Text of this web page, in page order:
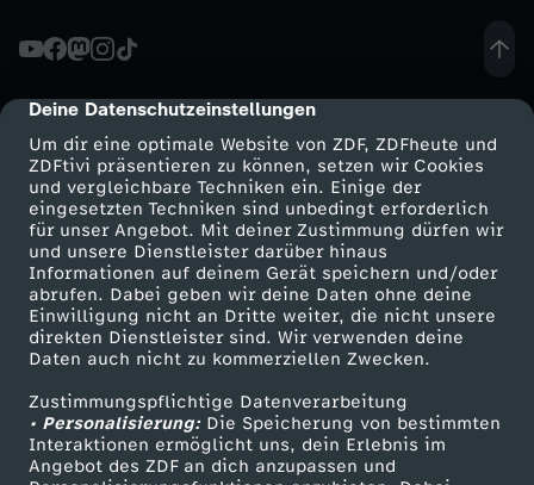
cmp-dialog-description
Deine Datenschutzeinstellungen
Um dir eine optimale Website von ZDF, ZDFheute und
ZDFtivi präsentieren zu können, setzen wir Cookies
und vergleichbare Techniken ein. Einige der
eingesetzten Techniken sind unbedingt erforderlich
für unser Angebot. Mit deiner Zustimmung dürfen wir
und unsere Dienstleister darüber hinaus
Informationen auf deinem Gerät speichern und/oder
abrufen. Dabei geben wir deine Daten ohne deine
Einwilligung nicht an Dritte weiter, die nicht unsere
direkten Dienstleister sind. Wir verwenden deine
Daten auch nicht zu kommerziellen Zwecken.
Zustimmungspflichtige Datenverarbeitung
• Personalisierung:Die Speicherung von bestimmten
Interaktionen ermöglicht uns, dein Erlebnis im
Angebot des ZDF an dich anzupassen und
5
-
L
a
m
m
e
r
Mehr ZDF
ZDF-Apps
Smart TV
ZDFtext
Livestreams
Sendungen A-Z
TV-Programm
Service
ZDFmitreden
Kontakt zum ZDF
Tickets
Zuschauerservice
Hilfe